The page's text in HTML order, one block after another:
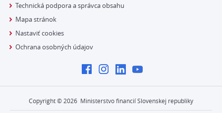
Technická podpora a správca obsahu
Mapa stránok
Nastaviť cookies
Ochrana osobných údajov
Copyright © 2026 Ministerstvo financií Slovenskej republiky